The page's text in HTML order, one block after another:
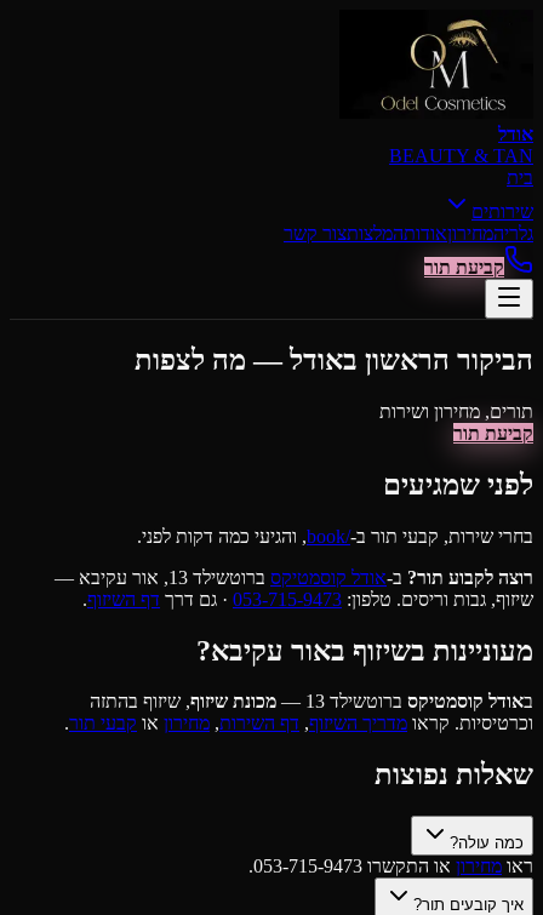
דילוג לתוכן הראשי
אודל
BEAUTY & TAN
בית
שירותים
גלריהמחירוןאודותהמלצותצור קשר
קביעת תור
הביקור הראשון באודל — מה לצפות
תורים, מחירון ושירות
קביעת תור
לפני שמגיעים
בחרי שירות, קבעי תור ב-/book
, והגיעי כמה דקות לפני.
רוצה לקבוע תור? ב-אודל קוסמטיקס
ברוטשילד 13, אור עקיבא —
שיזוף, גבות וריסים. טלפון: 053-715-9473 · גם דרך דף השיזוף.
מעוניינות בשיזוף באור עקיבא?
באודל קוסמטיקס ברוטשילד 13 — מכונת שיזוף, שיזוף בהתזה
וכרטיסיות. קראו מדריך השיזוף, דף השירות, מחירון או קבעי תור.
שאלות נפוצות
כמה עולה?
ראו מחירון או התקשרו 053-715-9473.
איך קובעים תור?